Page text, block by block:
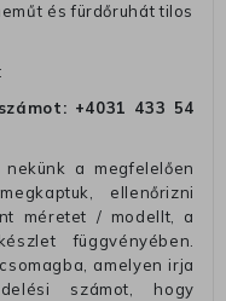
és fürdőruhát tilos
+4031 433 54
a megfelelően
ellenőrizni
méretet / modellt, a
függvényében.
amelyen irja
számot, hogy